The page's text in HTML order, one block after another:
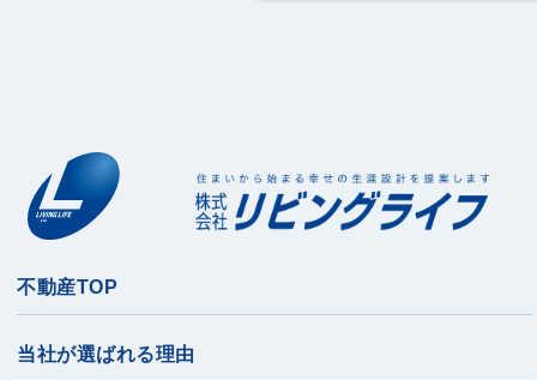
不動産TOP
当社が選ばれる理由